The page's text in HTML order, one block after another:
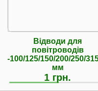
Відводи для
повітроводів
-100/125/150/200/250/
мм
1 грн.